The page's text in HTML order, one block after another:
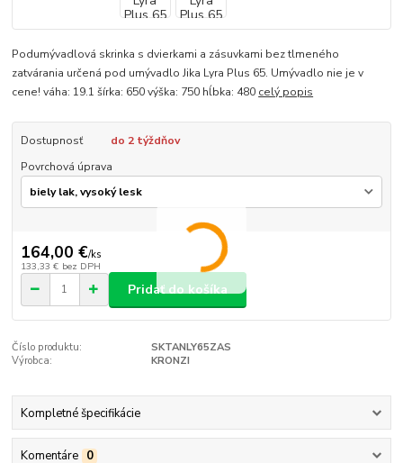
Podumývadlová skrinka s dvierkami a zásuvkami bez tlmeného
zatvárania určená pod umývadlo Jika Lyra Plus 65. Umývadlo nie je v
cene! váha: 19.1 šírka: 650 výška: 750 hĺbka: 480 celý popis
Dostupnosť
do 2 týždňov
Povrchová úprava
164,00 €/ks
133,33 € bez DPH
Pridať do košíka
Číslo produktu:
SKTANLY65ZAS
Výrobca:
KRONZI
Kompletné špecifikácie
Komentáre 0